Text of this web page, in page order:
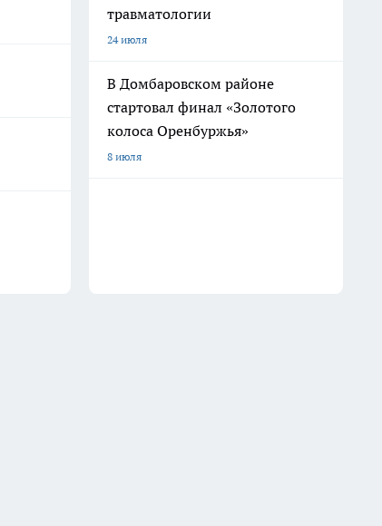
травматологии
24 июля
В Домбаровском районе
стартовал финал «Золотого
колоса Оренбуржья»
8 июля